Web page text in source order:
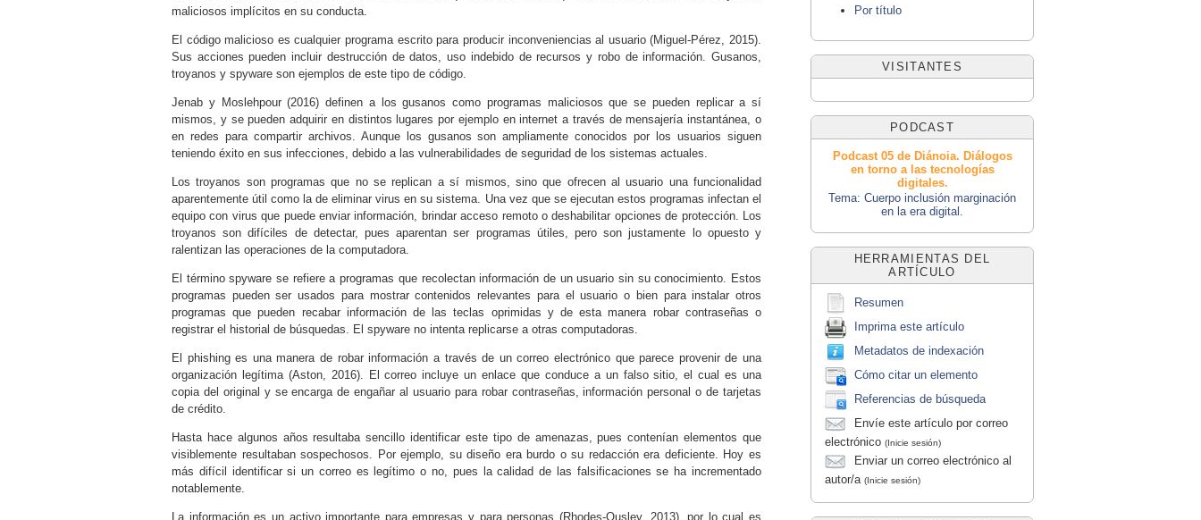
Por título
VISITANTES
PODCAST
Podcast 05 de Diánoia. Diálogos
en torno a las tecnologías
digitales.
Tema: Cuerpo inclusión marginación
en la era digital.
HERRAMIENTAS DEL
ARTÍCULO
Resumen
Imprima este artículo
Metadatos de indexación
Cómo citar un elemento
Referencias de búsqueda
Envíe este artículo por correo
electrónico (Inicie sesión)
Enviar un correo electrónico al
autor/a (Inicie sesión)
maliciosos implícitos en su conducta.
El código malicioso es cualquier programa escrito para producir inconveniencias al usuario (Miguel-Pérez, 2015).
Sus acciones pueden incluir destrucción de datos, uso indebido de recursos y robo de información. Gusanos,
troyanos y spyware son ejemplos de este tipo de código.
Jenab y Moslehpour (2016) definen a los gusanos como programas maliciosos que se pueden replicar a sí
mismos, y se pueden adquirir en distintos lugares por ejemplo en internet a través de mensajería instantánea, o
en redes para compartir archivos. Aunque los gusanos son ampliamente conocidos por los usuarios siguen
teniendo éxito en sus infecciones, debido a las vulnerabilidades de seguridad de los sistemas actuales.
Los troyanos son programas que no se replican a sí mismos, sino que ofrecen al usuario una funcionalidad
aparentemente útil como la de eliminar virus en su sistema. Una vez que se ejecutan estos programas infectan el
equipo con virus que puede enviar información, brindar acceso remoto o deshabilitar opciones de protección. Los
troyanos son difíciles de detectar, pues aparentan ser programas útiles, pero son justamente lo opuesto y
ralentizan las operaciones de la computadora.
El término spyware se refiere a programas que recolectan información de un usuario sin su conocimiento. Estos
programas pueden ser usados para mostrar contenidos relevantes para el usuario o bien para instalar otros
programas que pueden recabar información de las teclas oprimidas y de esta manera robar contraseñas o
registrar el historial de búsquedas. El spyware no intenta replicarse a otras computadoras.
El phishing es una manera de robar información a través de un correo electrónico que parece provenir de una
organización legítima (Aston, 2016). El correo incluye un enlace que conduce a un falso sitio, el cual es una
copia del original y se encarga de engañar al usuario para robar contraseñas, información personal o de tarjetas
de crédito.
Hasta hace algunos años resultaba sencillo identificar este tipo de amenazas, pues contenían elementos que
visiblemente resultaban sospechosos. Por ejemplo, su diseño era burdo o su redacción era deficiente. Hoy es
más difícil identificar si un correo es legítimo o no, pues la calidad de las falsificaciones se ha incrementado
notablemente.
La información es un activo importante para empresas y para personas (Rhodes-Ousley, 2013), por lo cual es